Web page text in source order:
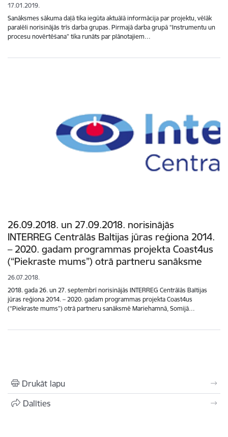
17.01.2019.
Sanāksmes sākuma daļā tika iegūta aktuālā informācija par projektu, vēlāk
paralēli norisinājās trīs darba grupas. Pirmajā darba grupā “Instrumentu un
procesu novērtēšana” tika runāts par plānotajiem…
26.09.2018. un 27.09.2018. norisinājās
INTERREG Centrālās Baltijas jūras reģiona 2014.
– 2020. gadam programmas projekta Coast4us
(“Piekraste mums”) otrā partneru sanāksme
26.07.2018.
2018. gada 26. un 27. septembrī norisinājās INTERREG Centrālās Baltijas
jūras reģiona 2014. – 2020. gadam programmas projekta Coast4us
(“Piekraste mums”) otrā partneru sanāksmē Mariehamnā, Somijā…
Drukāt lapu
Dalīties